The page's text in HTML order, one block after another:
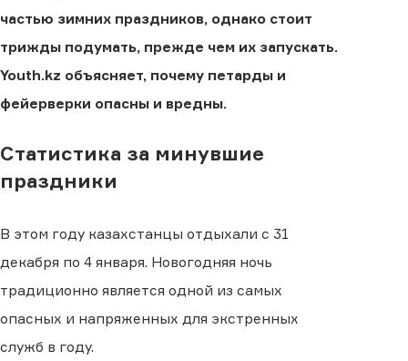
частью зимних праздников, однако стоит
трижды подумать, прежде чем их запускать.
Youth.kz объясняет, почему петарды и
фейерверки опасны и вредны.
Статистика за минувшие
праздники
В этом году казахстанцы отдыхали с 31
декабря по 4 января. Новогодняя ночь
традиционно является одной из самых
опасных и напряженных для экстренных
служб в году.